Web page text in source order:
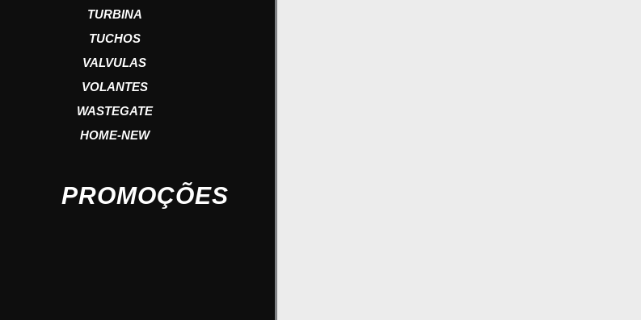
TURBINA
TUCHOS
VALVULAS
VOLANTES
WASTEGATE
HOME-NEW
PROMOÇÕES